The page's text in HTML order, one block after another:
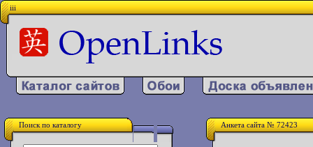
iii
Поиск по каталогу Анкета сайта № 72423